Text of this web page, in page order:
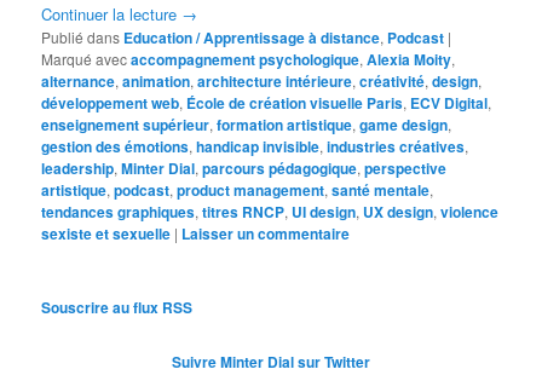
Continuer la lecture →
Publié dans Education / Apprentissage à distance, Podcast |
Marqué avecaccompagnement psychologique,Alexia Moity,
alternance,animation,architecture intérieure,créativité,design,
développement web, École de création visuelle Paris, ECV Digital,
enseignement supérieur,formation artistique,game design,
gestion des émotions,handicap invisible,industries créatives,
leadership,Minter Dial,parcours pédagogique,perspective
artistique,podcast,product management,santé mentale,
tendances graphiques,titres RNCP, UI design, UX design,violence
sexiste et sexuelle | Laisser un commentaire
Souscrire au flux RSS
Suivre Minter Dial sur Twitter